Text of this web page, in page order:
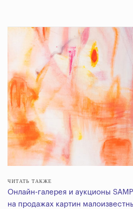
ЧИТАТЬ ТАКЖЕ
Онлайн-галерея и аукционы
на продажах картин